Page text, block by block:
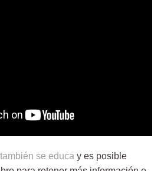
se educa y es posible